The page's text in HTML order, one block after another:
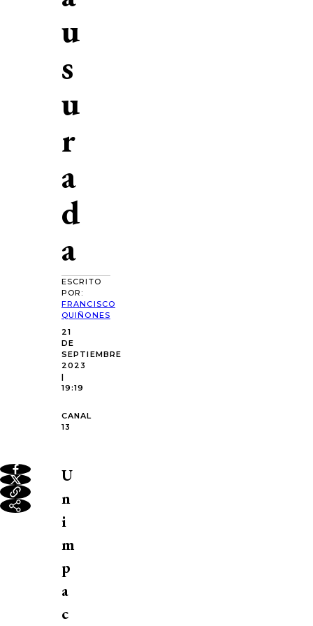
u
s
u
r
a
d
a
ESCRITO
POR:
FRANCISCO
QUIÑONES
21
DE
SEPTIEMBRE
2023
|
19:19
CANAL
13
U
n
i
m
p
a
c